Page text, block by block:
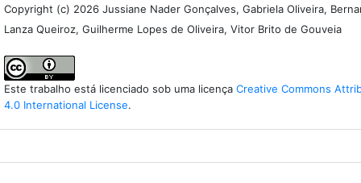
Copyright (c) 2026 Jussiane Nader Gonçalves, Gabriela Oliveira,
Lanza Queiroz, Guilherme Lopes de Oliveira, Vitor Brito de Gouveia
Este trabalho está licenciado sob uma licença Creative Commons
4.0 International License.